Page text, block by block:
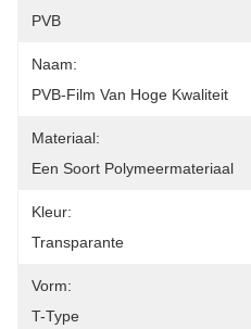
PVB
Naam:
PVB-Film Van Hoge Kwaliteit
Materiaal:
Een Soort Polymeermateriaal
Kleur:
Transparante
Vorm:
T-Type